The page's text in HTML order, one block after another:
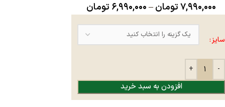
۷,۹۹۰,۰۰۰تومان–۶,۹۹۰,۰۰۰ تومان
سایز
افزودن به سبد خرید